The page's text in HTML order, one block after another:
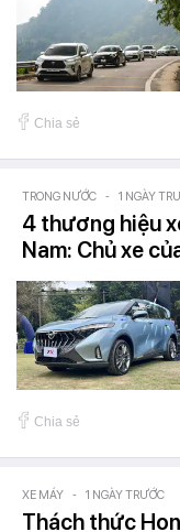
Chia sẻ
TRONG NƯỚC - 1 NGÀY
4 thương hiệu
Nam: Chủ xe
Chia sẻ
XE MÁY - 1 NGÀY TRƯỚC
Thách thức